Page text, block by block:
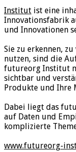
Institut ist eine
Innovationsfabrik
und Innovationen
Sie zu erkennen,
nutzen, sind die
futureorg Institut
sichtbar und
Produkte und Ihre
Dabei liegt das
auf Daten und
komplizierte
www.futureorg-